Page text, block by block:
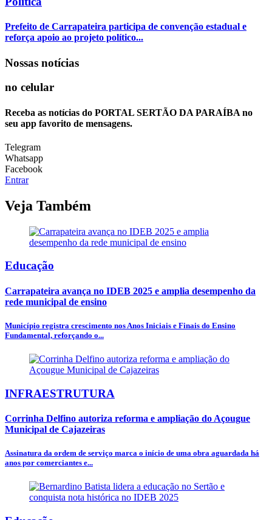
Prefeito de Carrapateira participa de convenção estadual e
reforça apoio ao projeto político...
Nossas notícias
no celular
Receba as notícias do PORTAL SERTÃO DA PARAÍBA no
seu app favorito de mensagens.
Telegram
Whatsapp
Facebook
Entrar
Veja Também
Educação
Carrapateira avança no IDEB 2025 e amplia desempenho da
rede municipal de ensino
Município registra crescimento nos Anos Iniciais e Finais do Ensino
Fundamental, reforçando o...
INFRAESTRUTURA
Corrinha Delfino autoriza reforma e ampliação do Açougue
Municipal de Cajazeiras
Assinatura da ordem de serviço marca o início de uma obra aguardada há
anos por comerciantes e...